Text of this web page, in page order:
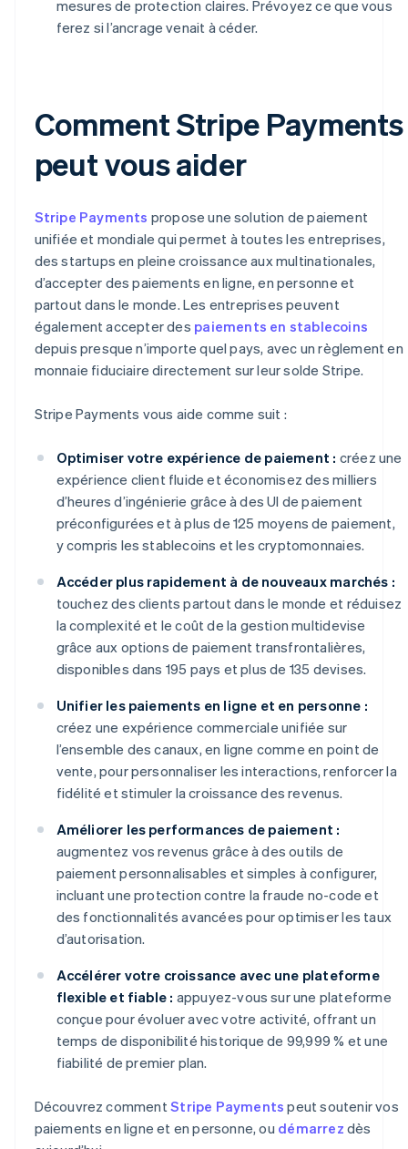
mesures de protection claires. Prévoyez ce que vous
ferez si l’ancrage venait à céder.
Comment Stripe Payments
peut vous aider
Stripe Payments propose une solution de paiement
unifiée et mondiale qui permet à toutes les entreprises,
des startups en pleine croissance aux multinationales,
d’accepter des paiements en ligne, en personne et
partout dans le monde. Les entreprises peuvent
également accepter des paiements en stablecoins
depuis presque n’importe quel pays, avec un règlement en
monnaie fiduciaire directement sur leur solde Stripe.
Stripe Payments vous aide comme suit :
Optimiser votre expérience de paiement : créez une
expérience client fluide et économisez des milliers
d’heures d’ingénierie grâce à des UI de paiement
préconfigurées et à plus de 125 moyens de paiement,
y compris les stablecoins et les cryptomonnaies.
Accéder plus rapidement à de nouveaux marchés :
touchez des clients partout dans le monde et réduisez
la complexité et le coût de la gestion multidevise
grâce aux options de paiement transfrontalières,
disponibles dans 195 pays et plus de 135 devises.
Unifier les paiements en ligne et en personne :
créez une expérience commerciale unifiée sur
l’ensemble des canaux, en ligne comme en point de
vente, pour personnaliser les interactions, renforcer la
fidélité et stimuler la croissance des revenus.
Améliorer les performances de paiement :
augmentez vos revenus grâce à des outils de
paiement personnalisables et simples à configurer,
incluant une protection contre la fraude no-code et
des fonctionnalités avancées pour optimiser les taux
d’autorisation.
Accélérer votre croissance avec une plateforme
flexible et fiable : appuyez-vous sur une plateforme
conçue pour évoluer avec votre activité, offrant un
temps de disponibilité historique de 99,999 % et une
fiabilité de premier plan.
Découvrez commentStripe Payments peut soutenir vos
paiements en ligne et en personne, ou démarrez dès